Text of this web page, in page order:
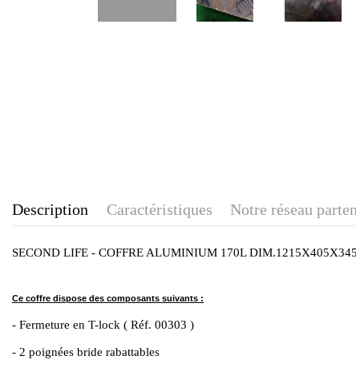
Description Caractéristiques Notre réseau
SECOND LIFE - COFFRE ALUMINIUM 170L
Ce coffre dispose des composants suivants :
- Fermeture en T-lock ( Réf. 00303 )
- 2 poignées bride rabattables